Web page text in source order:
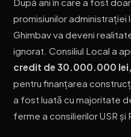
După ani în care a fost
promisiunilor
Ghimbav va deveni
ignorat. Consiliul Local a
credit de 30.000.000 lei,
pentru finanțarea
a fost luată cu majoritate
ferme a consilierilor USR și